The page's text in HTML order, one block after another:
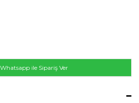
Whatsapp ile Sipariş Ver